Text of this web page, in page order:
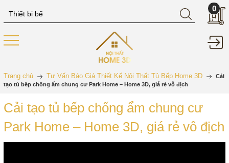
0
Trang chủ Tư Vấn Báo Giá Thiết Kế Nội Thất Tủ Bếp Home 3D
Cải
tạo tủ bếp chống ẩm chung cư Park Home – Home 3D, giá rẻ vô địch
Cải tạo tủ bếp chống ẩm chung cư
Park Home – Home 3D, giá rẻ vô địch